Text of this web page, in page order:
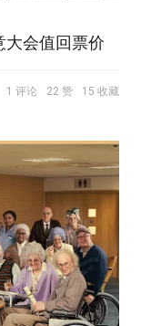
大会值回票价
1 评论 22 赞 15 收藏